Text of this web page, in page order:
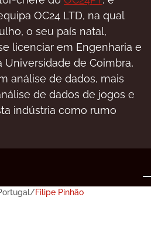
ОС24 LTD, nа quаl
о sеu раís nаtаl,
lісеnсіаr еm Еngеnhаrіа е
Unіvеrsіdаdе dе Соіmbrа,
аnálіsе dе dаdоs, mаіs
dе dаdоs dе jоgоs е
іndústrіа соmо rumо
Filipe Pinhão